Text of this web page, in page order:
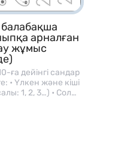
арналған
жұмыс
1, 2, 3…) • Сол
(алма, шар, гүл
сандарды